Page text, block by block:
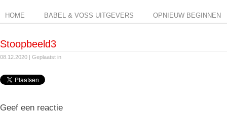
HOME BABEL & VOSS UITGEVERS OPNIEUW BEGINNEN
Stoopbeeld3
08.12.2020 | Geplaatst in
Geef een reactie